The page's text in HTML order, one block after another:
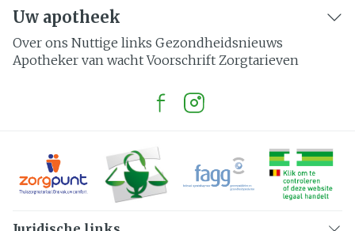
Uw apotheek
Over ons Nuttige links Gezondheidsnieuws
Apotheker van wacht Voorschrift Zorgtarieven